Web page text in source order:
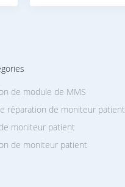
de moniteur patient
de module de MMS
réparation de moniteur patient
moniteur patient